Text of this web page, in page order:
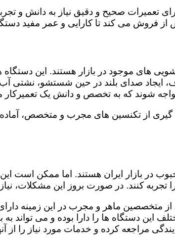
تعمیرات صحیح و دقیق نیاز به دانش و
فروش می کند تا کارایی و عمر مفید
های موجود در بازار هستند. این
صدای بلند در حین شستشو، نشتی
شوند که به تخصص و دانش یک تعمیرکار
گیری از تکنسین های مجرب و متخصص،
در بازار ایران هستند. اما ممکن است
کنند. در صورت بروز این مشکلات، نیاز
از متخصصین ماهر و مجرب در این زمینه
این دستگاه ها را دارا بوده و می تواند
مراجعه کرده و خدمات مورد نیاز را از